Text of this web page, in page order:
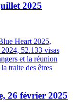
2025
Heart 2025,
52.133 visas
et la réunion
traite des êtres
26 février 2025